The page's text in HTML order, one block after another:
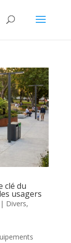
clé du
usagers
| Divers,